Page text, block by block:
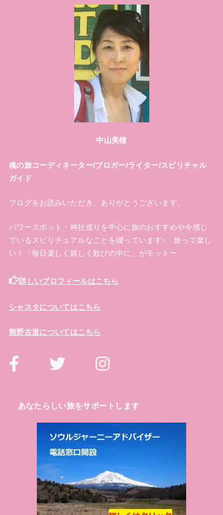
中山美穂
魂の旅コーディネーター/ブロガー/ライター/スピリチャル
ガイド
ブログをお読みいただき、ありがとうございます。
パワースポット・神社巡りを中心に旅のおすすめや今感じ
ているスピリチュアルなことを綴っています♪ 旅って楽し
い！「毎日楽しく嬉しく歓びの中に」がモットー
詳しいプロフィールはこちら
シャスタについてはこちら
熊野古道についてはこちら
あなたらしい旅をサポートします